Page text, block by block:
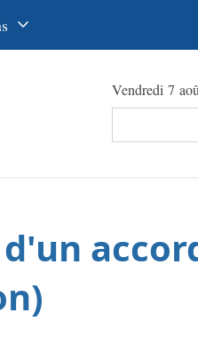
語
Vendredi 7